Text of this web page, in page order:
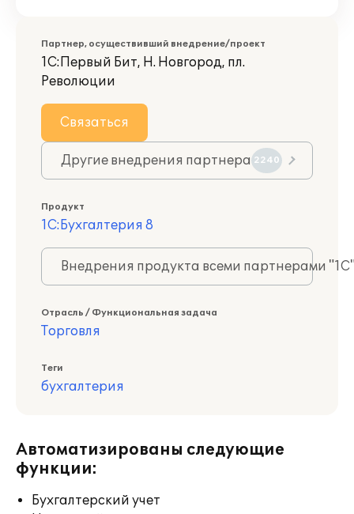
Партнер, осуществивший внедрение/проект
1С:Первый Бит, Н. Новгород, пл.
Революции
Связаться
Другие внедрения партнера 2240
Продукт
1С:Бухгалтерия 8
Внедрения продукта всеми партнерами
Отрасль / Функциональная задача
Торговля
Теги
бухгалтерия
Автоматизированы следующие
функции:
Бухгалтерский учет